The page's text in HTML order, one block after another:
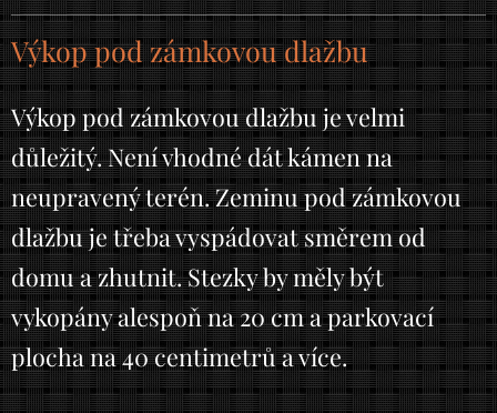
Výkop pod zámkovou dlažbu
Výkop pod zámkovou dlažbu je velmi
důležitý. Není vhodné dát kámen na
neupravený terén. Zeminu pod zámkovou
dlažbu je třeba vyspádovat směrem od
domu a zhutnit. Stezky by měly být
vykopány alespoň na 20 cm a parkovací
plocha na 40 centimetrů a více.